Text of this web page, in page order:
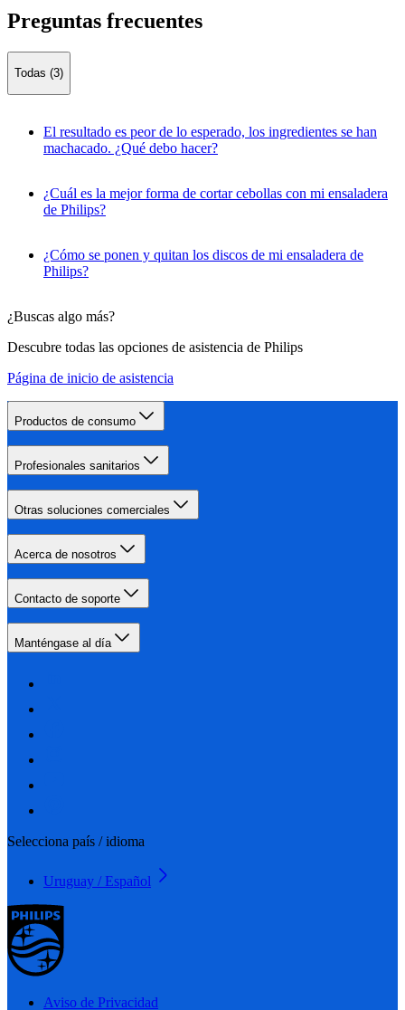
Preguntas frecuentes
Todas (3)
El resultado es peor de lo esperado, los ingredientes se han
machacado. ¿Qué debo hacer?
¿Cuál es la mejor forma de cortar cebollas con mi ensaladera
de Philips?
¿Cómo se ponen y quitan los discos de mi ensaladera de
Philips?
¿Buscas algo más?
Descubre todas las opciones de asistencia de Philips
Página de inicio de asistencia
Productos de consumo
Profesionales sanitarios
Otras soluciones comerciales
Acerca de nosotros
Contacto de soporte
Manténgase al día
Selecciona país / idioma
Uruguay / Español
Aviso de Privacidad